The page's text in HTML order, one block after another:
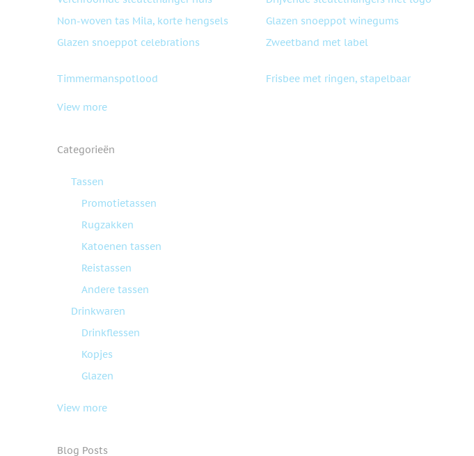
Non-woven tas Mila, korte hengsels
Glazen snoeppot winegums
Glazen snoeppot celebrations
Zweetband met label
Timmermanspotlood
Frisbee met ringen, stapelbaar
View more
Categorieën
Tassen
Promotietassen
Rugzakken
Katoenen tassen
Reistassen
Andere tassen
Drinkwaren
Drinkflessen
Kopjes
Glazen
View more
Blog Posts